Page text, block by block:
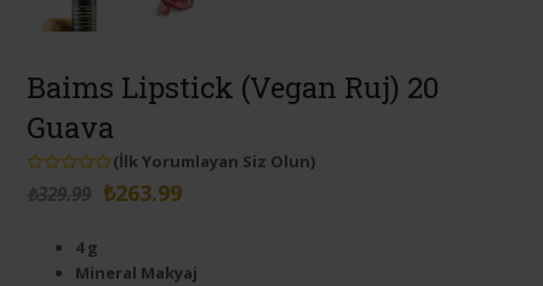
Baims Lipstick (Vegan Ruj) 20
Guava
5
üzerinden
(İlk Yorumlayan Siz Olun)
₺329.99 Orijinal
₺329.99.
₺263.99Şu
fiyat:
4 g
Mineral Makyaj